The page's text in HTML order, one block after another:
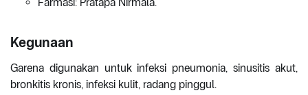
Kegunaan
Garena digunakan untuk infeksi pneumonia, sinusitis akut,
bronkitis kronis, infeksi kulit, radang pinggul.